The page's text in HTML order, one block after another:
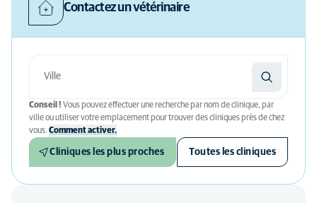
Contactez un vétérinaire
Conseil ! Vous pouvez effectuer une recherche par nom de clinique, par
ville ou utiliser votre emplacement pour trouver des cliniques près de chez
vous. Comment activer.
Cliniques les plus proches Toutes les cliniques